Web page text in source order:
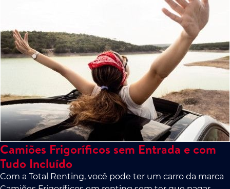
Camiões Frigoríficos sem Entrada e com
Tudo Incluído
Com a Total Renting, você pode ter um carro da marca